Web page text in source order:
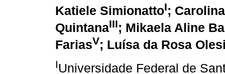
Katiele SimionattoI;
QuintanaIII; Mikaela Aline
FariasV; Luísa da Rosa
IUniversidade Federal de